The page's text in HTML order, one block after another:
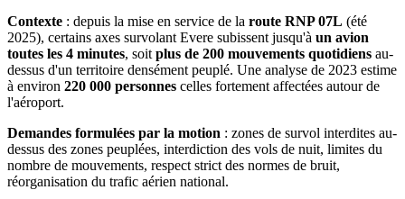
Contexte : depuis la mise en service de la route RNP 07L (été
2025), certains axes survolant Evere subissent jusqu'à un avion
toutes les 4 minutes, soit plus de 200 mouvements quotidiens au-
dessus d'un territoire densément peuplé. Une analyse de 2023 estime
à environ 220 000 personnes celles fortement affectées autour de
l'aéroport.
Demandes formulées par la motion : zones de survol interdites au-
dessus des zones peuplées, interdiction des vols de nuit, limites du
nombre de mouvements, respect strict des normes de bruit,
réorganisation du trafic aérien national.